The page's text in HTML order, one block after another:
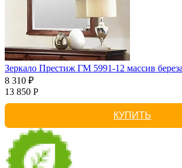
Зеркало Престиж ГМ 5991-12 массив
8 310 ₽
13 850 Р
КУПИТЬ